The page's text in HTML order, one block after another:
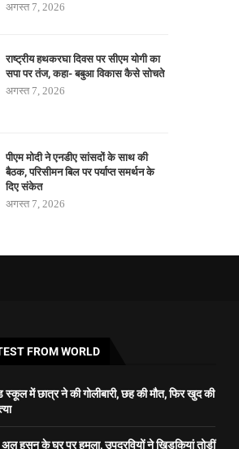
अगस्त 7, 2026
राष्ट्रीय हथकरघा दिवस पर सीएम योगी का
सपा पर तंज, कहा- बबुआ विकास कैसे सोचते
अगस्त 7, 2026
पीएम मोदी ने एनडीए सांसदों के साथ की
बैठक, परिसीमन बिल पर पर्याप्त समर्थन के
दिए संकेत
अगस्त 7, 2026
FROM WORLD
में छात्र ने की गोलीबारी, छह की मौत, फिर खुद की
अल हसन के घर पर हमला, उपद्रवियों ने खिड़कियां तोड़ीं